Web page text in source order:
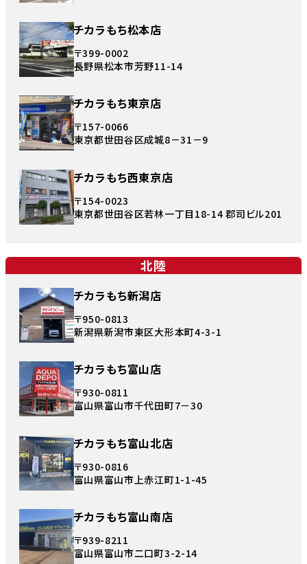
チカラもち松本店
〒399-0002
長野県松本市芳野11-14
チカラもち東京店
〒157-0066
東京都世田谷区成城8－31－9
チカラもち西東京店
〒154-0023
東京都世田谷区若林一丁目18-14 郡司ビル201
北陸
チカラもち新潟店
〒950-0813
新潟県新潟市東区大形本町4-3-1
チカラもち富山店
〒930-0811
富山県富山市千代田町7－30
チカラもち富山北店
〒930-0816
富山県富山市上赤江町1-1-45
チカラもち富山南店
〒939-8211
富山県富山市二口町3-2-14